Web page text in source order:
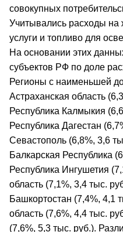
совокупных
Учитывались расходы
услуги и топливо для
На основании этих
субъектов РФ по доле
Регионы с наименьшей
Астраханская область
Республика Калмыкия
Республика Дагестан
Севастополь (6,8%, 3,6
Балкарская Республика
Республика Ингушетия
область (7,1%, 3,4 тыс.
Башкортостан (7,4%, 4,1
область (7,6%, 4,4 тыс.
(7,6%, 5,3 тыс. руб.).